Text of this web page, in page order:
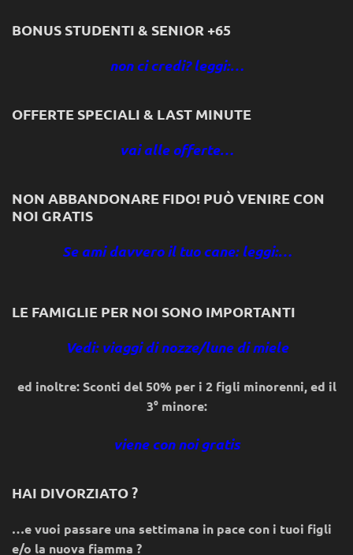
BONUS STUDENTI & SENIOR +65
non ci credi? leggi:…
OFFERTE SPECIALI & LAST MINUTE
vai alle offerte…
NON ABBANDONARE FIDO! PUÒ VENIRE CON
NOI GRATIS
Se ami davvero il tuo cane: leggi:…
LE FAMIGLIE PER NOI SONO IMPORTANTI
Vedi: viaggi di nozze/lune di miele
ed inoltre: Sconti del 50% per i 2 figli minorenni, ed il
3° minore:
viene con noi gratis
HAI DIVORZIATO ?
…e vuoi passare una settimana in pace con i tuoi figli
e/o la nuova fiamma ?